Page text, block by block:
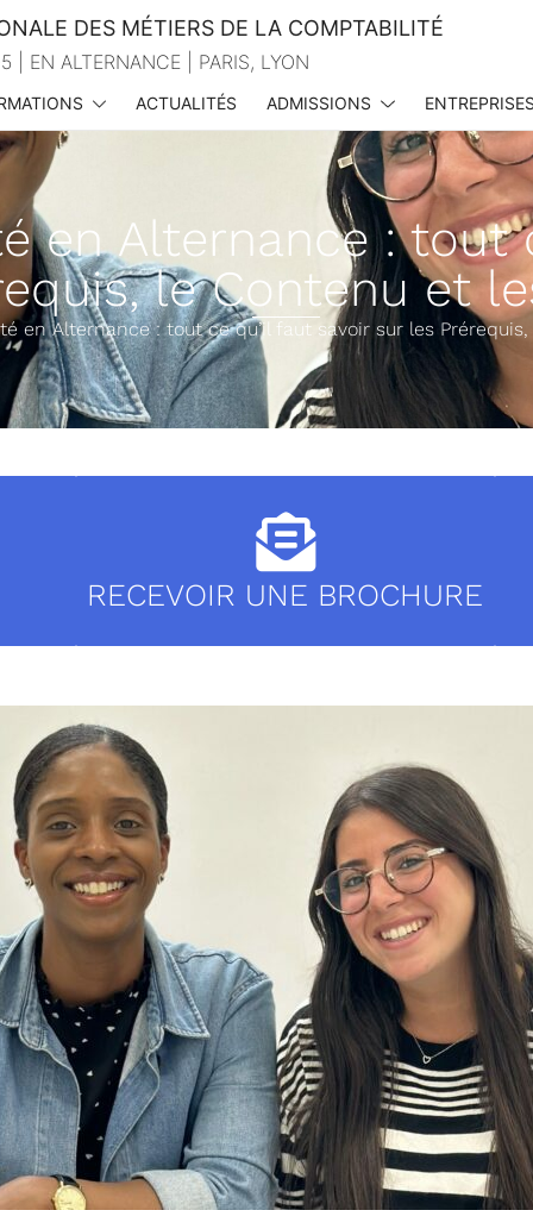
DES MÉTIERS DE LA COMPTABILITÉ
| EN ALTERNANCE | PARIS, LYON
ACTUALITÉS ADMISSIONS
en Alternance : tout
le Contenu et
en Alternance : tout ce qu’il faut savoir sur les
RECEVOIR UNE BROCHURE